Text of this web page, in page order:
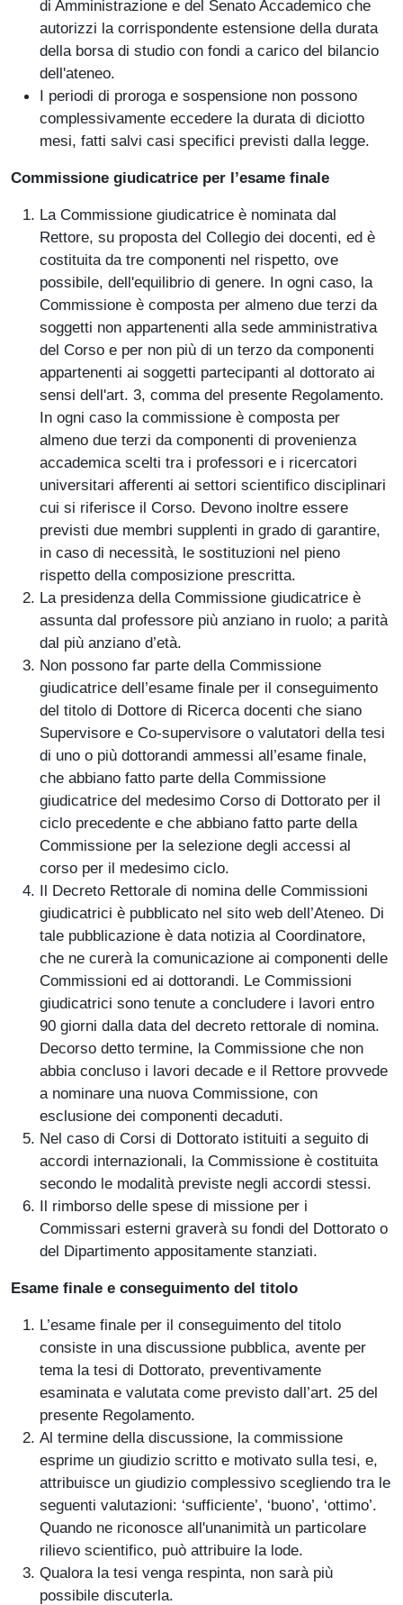
di Amministrazione e del Senato Accademico che
autorizzi la corrispondente estensione della durata
della borsa di studio con fondi a carico del bilancio
dell'ateneo.
I periodi di proroga e sospensione non possono
complessivamente eccedere la durata di diciotto
mesi, fatti salvi casi specifici previsti dalla legge.
Commissione giudicatrice per l’esame finale
La Commissione giudicatrice è nominata dal
Rettore, su proposta del Collegio dei docenti, ed è
costituita da tre componenti nel rispetto, ove
possibile, dell'equilibrio di genere. In ogni caso, la
Commissione è composta per almeno due terzi da
soggetti non appartenenti alla sede amministrativa
del Corso e per non più di un terzo da componenti
appartenenti ai soggetti partecipanti al dottorato ai
sensi dell'art. 3, comma del presente Regolamento.
In ogni caso la commissione è composta per
almeno due terzi da componenti di provenienza
accademica scelti tra i professori e i ricercatori
universitari afferenti ai settori scientifico disciplinari
cui si riferisce il Corso. Devono inoltre essere
previsti due membri supplenti in grado di garantire,
in caso di necessità, le sostituzioni nel pieno
rispetto della composizione prescritta.
La presidenza della Commissione giudicatrice è
assunta dal professore più anziano in ruolo; a parità
dal più anziano d’età.
Non possono far parte della Commissione
giudicatrice dell’esame finale per il conseguimento
del titolo di Dottore di Ricerca docenti che siano
Supervisore e Co-supervisore o valutatori della tesi
di uno o più dottorandi ammessi all’esame finale,
che abbiano fatto parte della Commissione
giudicatrice del medesimo Corso di Dottorato per il
ciclo precedente e che abbiano fatto parte della
Commissione per la selezione degli accessi al
corso per il medesimo ciclo.
Il Decreto Rettorale di nomina delle Commissioni
giudicatrici è pubblicato nel sito web dell’Ateneo. Di
tale pubblicazione è data notizia al Coordinatore,
che ne curerà la comunicazione ai componenti delle
Commissioni ed ai dottorandi. Le Commissioni
giudicatrici sono tenute a concludere i lavori entro
90 giorni dalla data del decreto rettorale di nomina.
Decorso detto termine, la Commissione che non
abbia concluso i lavori decade e il Rettore provvede
a nominare una nuova Commissione, con
esclusione dei componenti decaduti.
Nel caso di Corsi di Dottorato istituiti a seguito di
accordi internazionali, la Commissione è costituita
secondo le modalità previste negli accordi stessi.
Il rimborso delle spese di missione per i
Commissari esterni graverà su fondi del Dottorato o
del Dipartimento appositamente stanziati.
Esame finale e conseguimento del titolo
L’esame finale per il conseguimento del titolo
consiste in una discussione pubblica, avente per
tema la tesi di Dottorato, preventivamente
esaminata e valutata come previsto dall’art. 25 del
presente Regolamento.
Al termine della discussione, la commissione
esprime un giudizio scritto e motivato sulla tesi, e,
attribuisce un giudizio complessivo scegliendo tra le
seguenti valutazioni: ‘sufficiente’, ‘buono’, ‘ottimo’.
Quando ne riconosce all'unanimità un particolare
rilievo scientifico, può attribuire la lode.
Qualora la tesi venga respinta, non sarà più
possibile discuterla.